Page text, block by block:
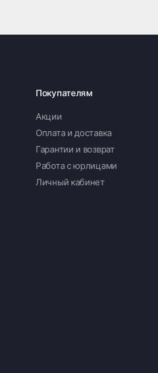
Покупателям
Акции
Оплата и доставка
Гарантии и возврат
Работа с юрлицами
Личный кабинет